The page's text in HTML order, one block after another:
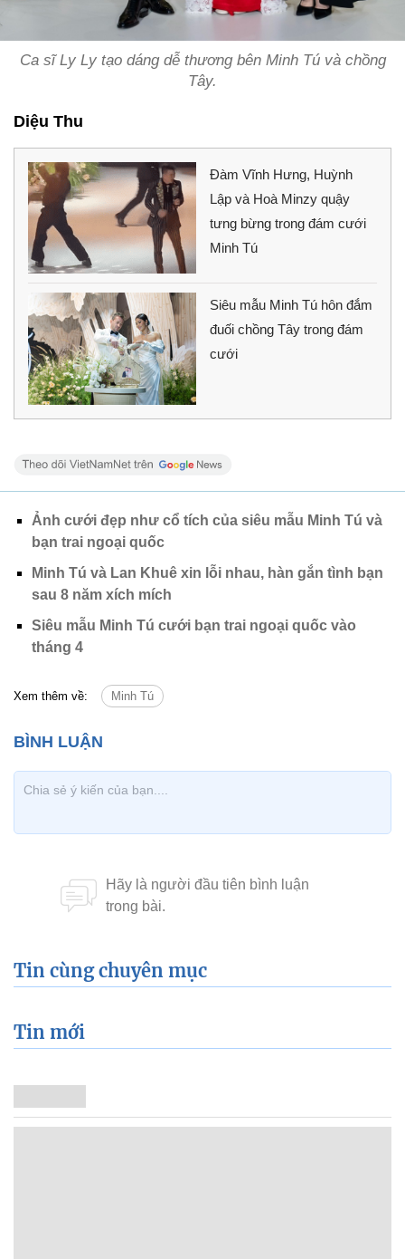
Ca sĩ Ly Ly tạo dáng dễ thương bên Minh Tú và chồng
Tây.
Diệu Thu
Đàm Vĩnh Hưng, Huỳnh
Lập và Hoà Minzy quậy
tưng bừng trong đám cưới
Minh Tú
Siêu mẫu Minh Tú hôn đắm
đuối chồng Tây trong đám
cưới
Ảnh cưới đẹp như cổ tích của siêu mẫu Minh Tú và
bạn trai ngoại quốc
Minh Tú và Lan Khuê xin lỗi nhau, hàn gắn tình bạn
sau 8 năm xích mích
Siêu mẫu Minh Tú cưới bạn trai ngoại quốc vào
tháng 4
Xem thêm về: Minh Tú
Tin cùng chuyên mục
Tin mới